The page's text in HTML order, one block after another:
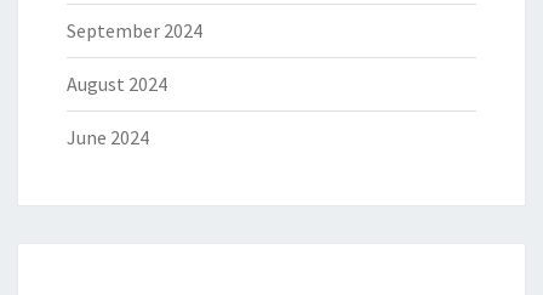
September 2024
August 2024
June 2024